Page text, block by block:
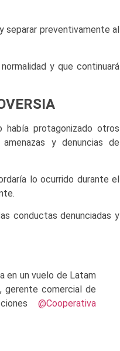
separar preventivamente al
y que continuará
había protagonizado otros
y denuncias de
lo ocurrido durante el
conductas denunciadas y
en un vuelo de Latam
gerente comercial de
@Cooperativa